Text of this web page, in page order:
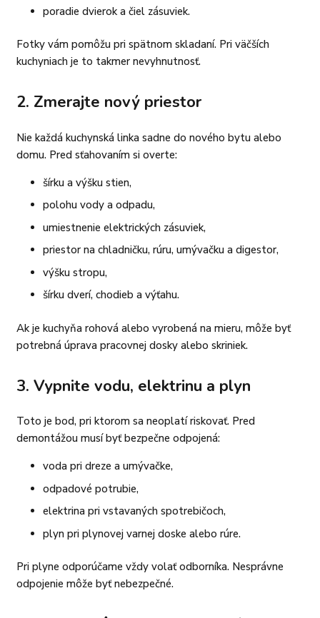
poradie dvierok a čiel zásuviek.
Fotky vám pomôžu pri spätnom skladaní. Pri väčších
kuchyniach je to takmer nevyhnutnosť.
2. Zmerajte nový priestor
Nie každá kuchynská linka sadne do nového bytu alebo
domu. Pred sťahovaním si overte:
šírku a výšku stien,
polohu vody a odpadu,
umiestnenie elektrických zásuviek,
priestor na chladničku, rúru, umývačku a digestor,
výšku stropu,
šírku dverí, chodieb a výťahu.
Ak je kuchyňa rohová alebo vyrobená na mieru, môže byť
potrebná úprava pracovnej dosky alebo skriniek.
3. Vypnite vodu, elektrinu a plyn
Toto je bod, pri ktorom sa neoplatí riskovať. Pred
demontážou musí byť bezpečne odpojená:
voda pri dreze a umývačke,
odpadové potrubie,
elektrina pri vstavaných spotrebičoch,
plyn pri plynovej varnej doske alebo rúre.
Pri plyne odporúčame vždy volať odborníka. Nesprávne
odpojenie môže byť nebezpečné.